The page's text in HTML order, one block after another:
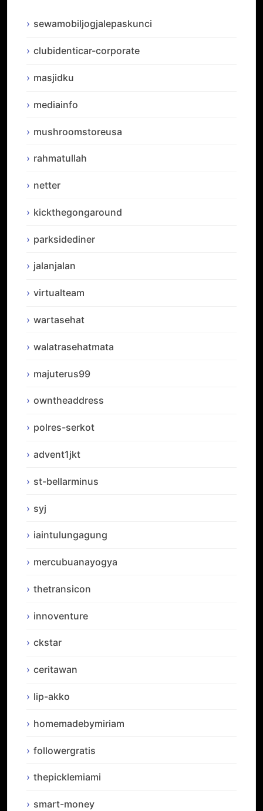
sewamobiljogjalepaskunci
clubidenticar-corporate
masjidku
mediainfo
mushroomstoreusa
rahmatullah
netter
kickthegongaround
parksidediner
jalanjalan
virtualteam
wartasehat
walatrasehatmata
majuterus99
owntheaddress
polres-serkot
advent1jkt
st-bellarminus
syj
iaintulungagung
mercubuanayogya
thetransicon
innoventure
ckstar
ceritawan
lip-akko
homemadebymiriam
followergratis
thepicklemiami
smart-money